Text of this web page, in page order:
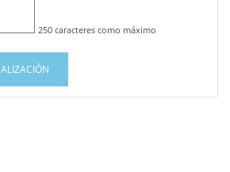
250 caracteres como máximo